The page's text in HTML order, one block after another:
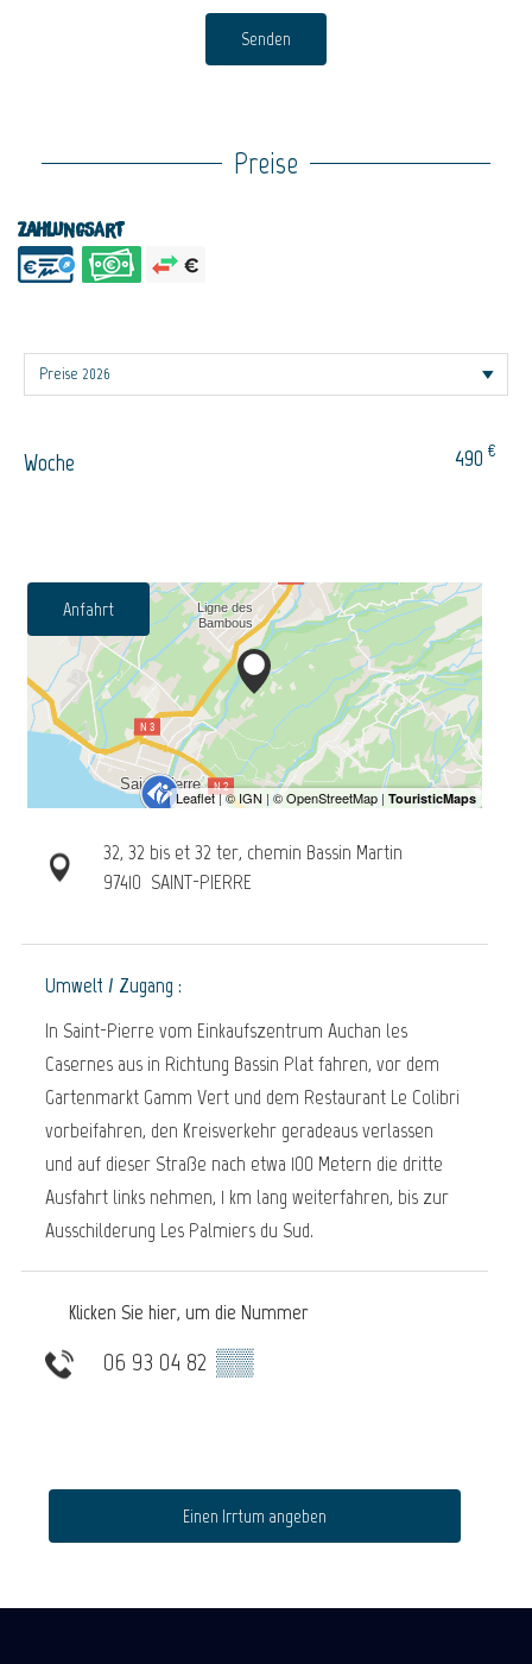
Senden
Preise
Zahlungsart
Woche 490 €
Anfahrt
32, 32 bis et 32 ter, chemin Bassin Martin
97410 SAINT-PIERRE
Umwelt / Zugang :
In Saint-Pierre vom Einkaufszentrum Auchan les
Casernes aus in Richtung Bassin Plat fahren, vor dem
Gartenmarkt Gamm Vert und dem Restaurant Le Colibri
vorbeifahren, den Kreisverkehr geradeaus verlassen
und auf dieser Straße nach etwa 100 Metern die dritte
Ausfahrt links nehmen, 1 km lang weiterfahren, bis zur
Ausschilderung Les Palmiers du Sud.
Klicken Sie hier, um die Nummer
06 93 04 82 ▒▒
Einen Irrtum angeben